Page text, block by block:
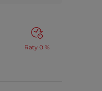
Raty 0 %